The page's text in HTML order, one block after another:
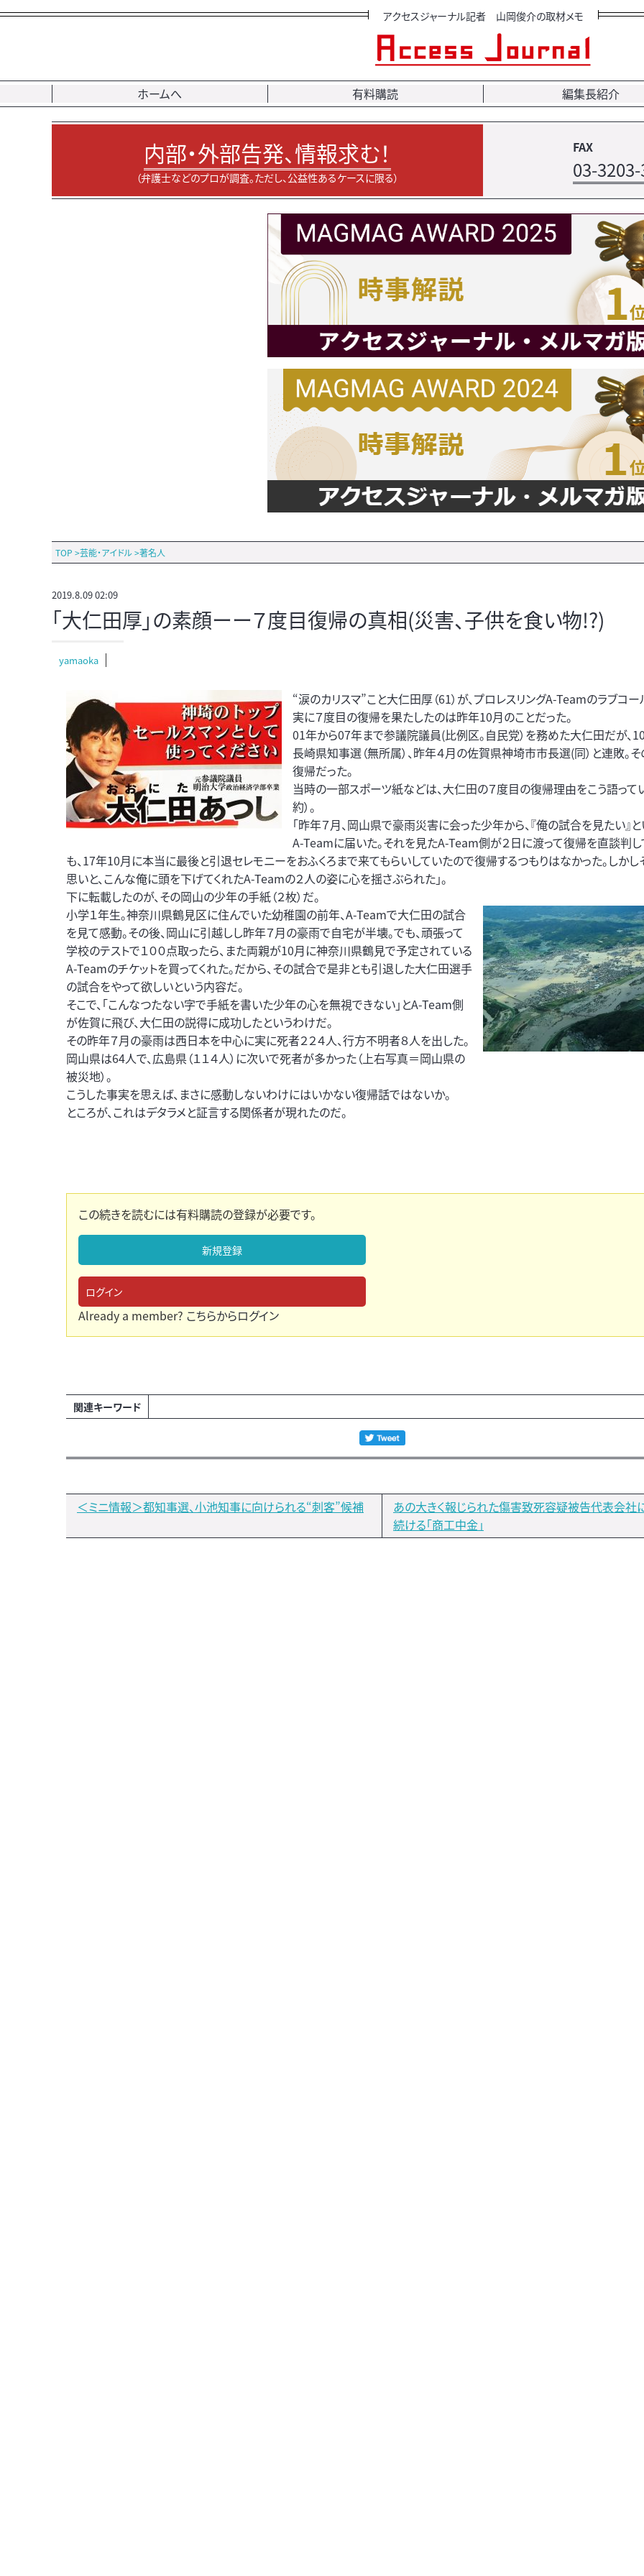
アクセスジャーナル記者 山岡俊介の取材メモ
ホームへ 有料購読 編集長紹介
内部・外部告発、情報求む！
（弁護士などのプロが調査。ただし、公益性あるケースに限る）
FAX
03-
TOP >芸能・アイドル>著名人
2019.8.09 02:09
｢大仁田厚」の素顔ーー７度目復帰の真相(災害、子供を食い物!?)
yamaoka
“涙のカリスマ”こと大仁田厚（61）が、プロレスリングA-Teamのラブコ
実に７度目の復帰を果たしたのは昨年10月のことだった。
01年から07年まで参議院議員(比例区。自民党）を務めた大仁田だが、
長崎県知事選（無所属）、昨年４月の佐賀県神埼市市長選(同）と連敗。
復帰だった。
当時の一部スポーツ紙などは、大仁田の７度目の復帰理由をこう語って
約）。
「昨年７月、岡山県で豪雨災害に会った少年から、『俺の試合を見たい』
A-Teamに届いた。それを見たA-Team側が２日に渡って復帰を直談判し
も、17年10月に本当に最後と引退セレモニーをおふくろまで来てもらいしていたので復帰するつもりはなかった。しか
思いと、こんな俺に頭を下げてくれたA-Teamの２人の姿に心を揺さぶられた」。
下に転載したのが、その岡山の少年の手紙（２枚）だ。
小学１年生。神奈川県鶴見区に住んでいた幼稚園の前年、A-Teamで大仁田の試合
を見て感動。その後、岡山に引越しし昨年７月の豪雨で自宅が半壊。でも、頑張って
学校のテストで１００点取ったら、また両親が10月に神奈川県鶴見で予定されている
A-Teamのチケットを買ってくれた。だから、その試合で是非とも引退した大仁田選手
の試合をやって欲しいという内容だ。
そこで、「こんなつたない字で手紙を書いた少年の心を無視できない」とA-Team側
が佐賀に飛び、大仁田の説得に成功したというわけだ。
その昨年７月の豪雨は西日本を中心に実に死者２２４人、行方不明者８人を出した。
岡山県は64人で、広島県（１１４人）に次いで死者が多かった（上右写真＝岡山県の
被災地）。
こうした事実を思えば、まさに感動しないわけにはいかない復帰話ではないか。
ところが、これはデタラメと証言する関係者が現れたのだ。
この続きを読むには有料購読の登録が必要です。
新規登録
ログイン
Already a member? こちらからログイン
関連キーワード
＜ミニ情報＞都知事選、小池知事に向けられる“刺客”候補
あの大きく報じられた傷害致死容疑被告代表会社
続ける「商工中金」